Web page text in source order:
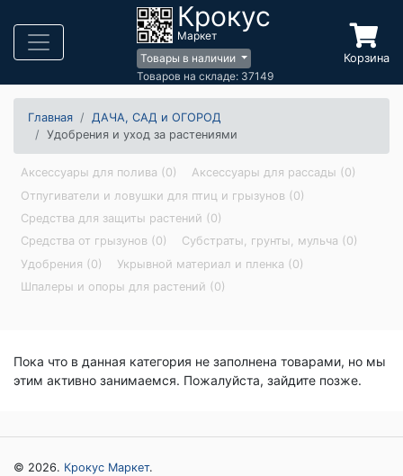
Крокус
Маркет
Товары в наличии
Товаров на складе: 37149
Корзина
Главная
ДАЧА, САД и ОГОРОД
Удобрения и уход за растениями
Аксессуары для полива (0)
Аксессуары для рассады (0)
Отпугиватели и ловушки для птиц и грызунов (0)
Средства для защиты растений (0)
Средства от грызунов (0)
Субстраты, грунты, мульча (0)
Удобрения (0)
Укрывной материал и пленка (0)
Шпалеры и опоры для растений (0)
Пока что в данная категория не заполнена товарами, но мы
этим активно занимаемся. Пожалуйста, зайдите позже.
© 2026. Крокус Маркет.